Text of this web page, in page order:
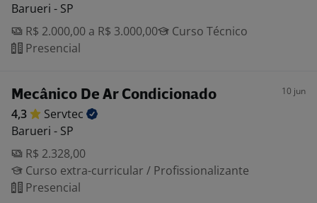
Barueri - SP
R$ 2.000,00 a R$ 3.000,00
Curso Técnico
Presencial
Mecânico De Ar Condicionado 10 jun
4,3
Servtec
Barueri - SP
R$ 2.328,00
Curso extra-curricular / Profissionalizante
Presencial